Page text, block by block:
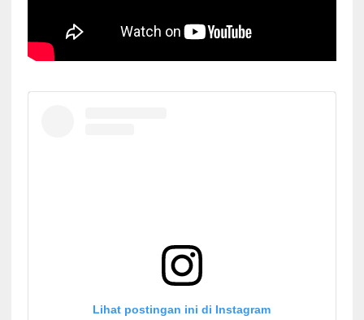
Lihat postingan ini di Instagram